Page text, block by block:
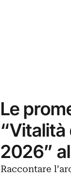
Le
“Vitalità
2026”
Raccontare